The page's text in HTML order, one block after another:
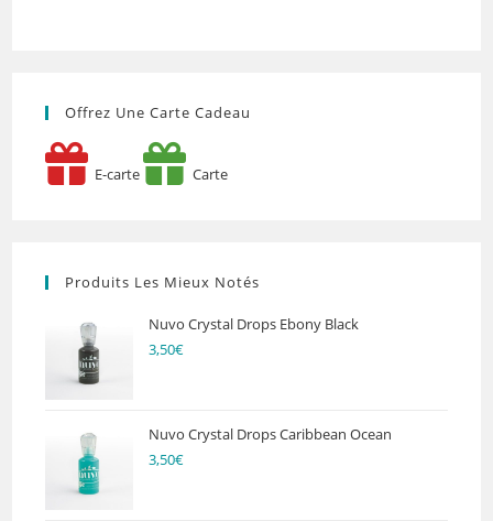
Offrez Une Carte Cadeau
E-carte Carte
Produits Les Mieux Notés
Nuvo Crystal Drops Ebony Black
3,50€
Nuvo Crystal Drops Caribbean Ocean
3,50€